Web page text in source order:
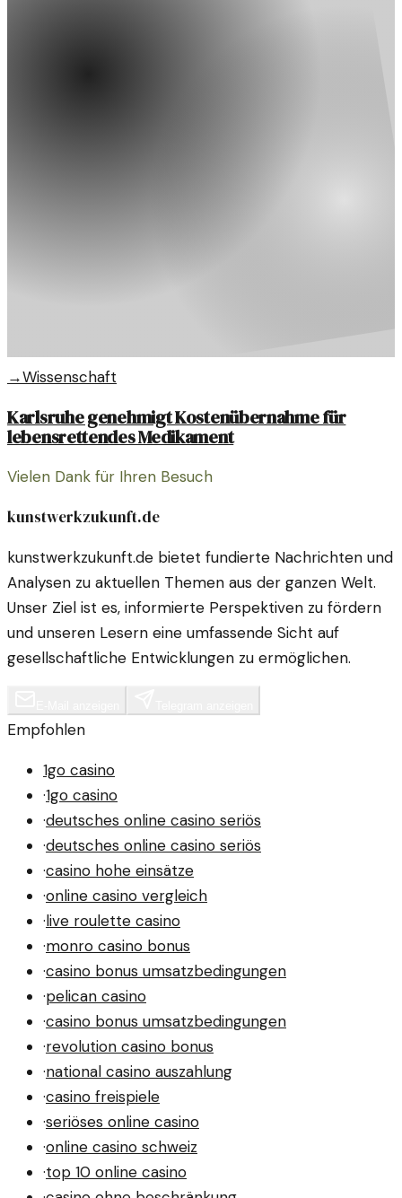
→Wissenschaft
Karlsruhe genehmigt Kostenübernahme für
lebensrettendes Medikament
Vielen Dank für Ihren Besuch
kunstwerkzukunft.de
kunstwerkzukunft.de bietet fundierte Nachrichten und
Analysen zu aktuellen Themen aus der ganzen Welt.
Unser Ziel ist es, informierte Perspektiven zu fördern
und unseren Lesern eine umfassende Sicht auf
gesellschaftliche Entwicklungen zu ermöglichen.
Empfohlen
1go casino
·1go casino
·deutsches online casino seriös
·deutsches online casino seriös
·casino hohe einsätze
·online casino vergleich
·live roulette casino
·monro casino bonus
·casino bonus umsatzbedingungen
·pelican casino
·casino bonus umsatzbedingungen
·revolution casino bonus
·national casino auszahlung
·casino freispiele
·seriöses online casino
·online casino schweiz
·top 10 online casino